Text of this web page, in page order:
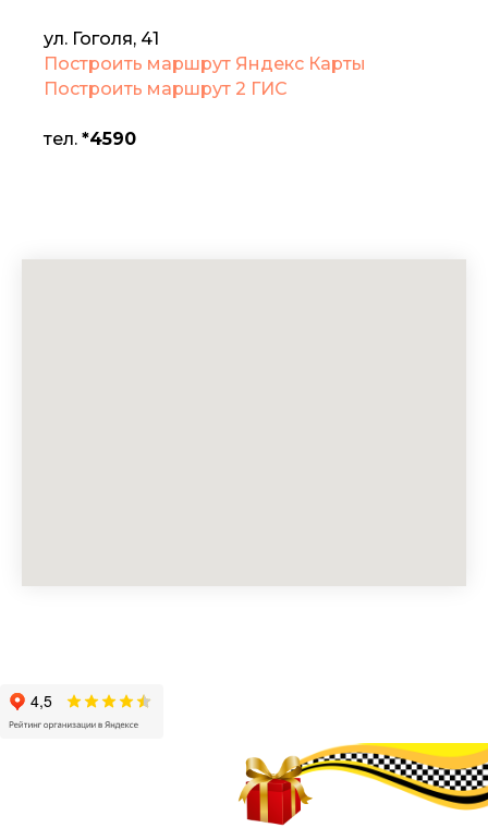
ул. ​Гоголя, 41
Построить маршрут Яндекс Карты
Построить маршрут 2 ГИС
тел. *4590